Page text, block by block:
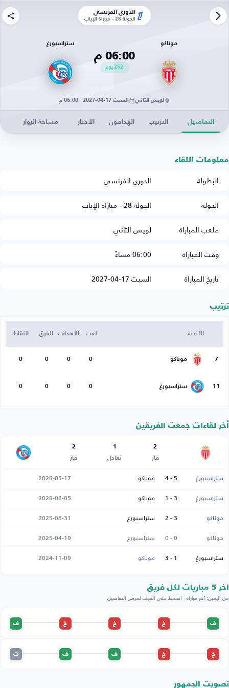
الدوري الفرنسي
الجولة 28 - مباراة الإياب
موناكو
06:00 م
252يوم
ستراسبورغ
لويس الثاني السبت 17-04-2027 · 06:00 م
التفاصيل الترتيب الهدافون الأخبار مساحة الزوار
معلومات اللقاء
البطولة
الدوري الفرنسي
الجولة
الجولة 28 - مباراة الإياب
ملعب المباراة
لويس الثاني
وقت المباراة
06:00 مساءً
تاريخ المباراة
السبت 17-04-2027
ترتيب
الأندية لعب الأهداف الفرق النقاط
7 موناكو 0
0
0
0
11 ستراسبورغ 0
0
0
0
أخر لقاءات جمعت الفريقين
2
فاز
1
تعادل
2
فاز
ستراسبورغ 5 - 4 موناكو
2026-05-17
ستراسبورغ
3 - 1 موناكو
2026-02-05
موناكو
3 - 2 ستراسبورغ
2025-08-31
موناكو
0 - 0 ستراسبورغ
2025-04-19
ستراسبورغ
1 - 3 موناكو 2024-11-09
اخر 5 مباريات لكل فريق
من اليمين: آخر مباراة · اضغط على الحرف لعرض التفاصيل
ف خ خ خ ف
خ خ ف ف ت
تصويت الجمهور